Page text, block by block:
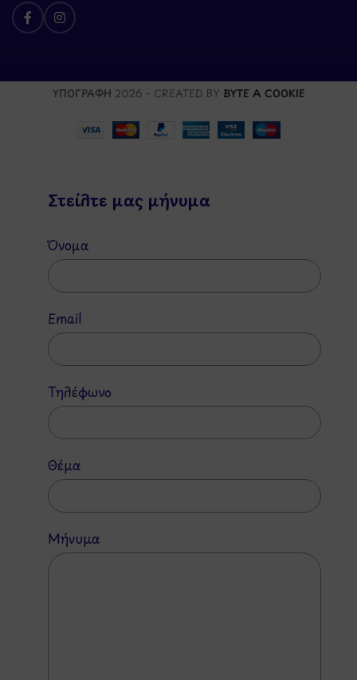
ΥΠΟΓΡΑΦΗ 2026 - CREATED BY BYTE A COOKIE
Στείλτε μας μήνυμα
Όνομα
Email
Τηλέφωνο
Θέμα
Μήνυμα